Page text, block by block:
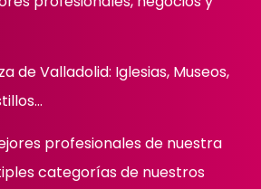
de Valladolid: Iglesias, Museos,
profesionales de nuestra
categorías de nuestros